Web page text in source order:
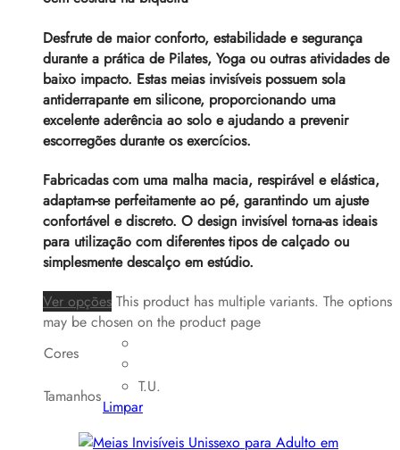
Desfrute de maior conforto, estabilidade e segurança
durante a prática de Pilates, Yoga ou outras atividades de
baixo impacto. Estas meias invisíveis possuem sola
antiderrapante em silicone, proporcionando uma
excelente aderência ao solo e ajudando a prevenir
escorregões durante os exercícios.
Fabricadas com uma malha macia, respirável e elástica,
adaptam-se perfeitamente ao pé, garantindo um ajuste
confortável e discreto. O design invisível torna-as ideais
para utilização com diferentes tipos de calçado ou
simplesmente descalço em estúdio.
Ver opções This product has multiple variants. The options
may be chosen on the product page
Cores
Tamanhos
T.U.
Limpar